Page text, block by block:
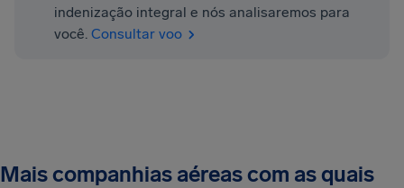
indenização integral e nós analisaremos para
você. Consultar voo
Mais companhias aéreas com as quais